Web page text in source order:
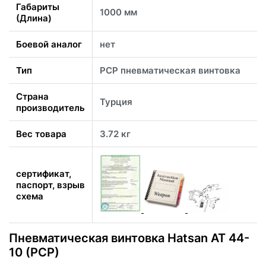
Габариты
(Длина)
1000 мм
Боевой аналог нет
Тип PCP пневматическая винтовка
Страна
производитель
Турция
Вес товара 3.72 кг
сертификат,
паспорт, взрыв
схема
Пневматическая винтовка Hatsan AT 44-
10 (PCP)